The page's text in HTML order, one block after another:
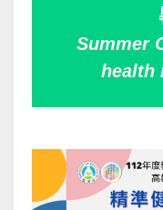
Summer
health